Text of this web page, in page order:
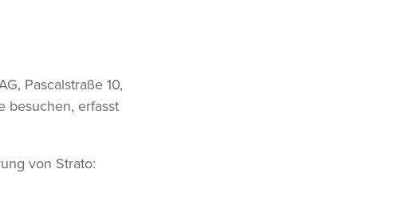
Pascalstraße 10,
besuchen, erfasst
von Strato: